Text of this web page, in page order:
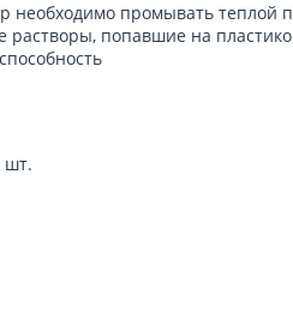
необходимо промывать теплой
растворы, попавшие на
шт.